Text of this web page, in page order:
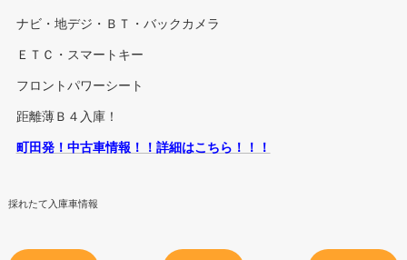
ナビ・地デジ・ＢＴ・バックカメラ
ＥＴＣ・スマートキー
フロントパワーシート
距離薄Ｂ４入庫！
町田発！中古車情報！！詳細はこちら！！！
採れたて入庫車情報